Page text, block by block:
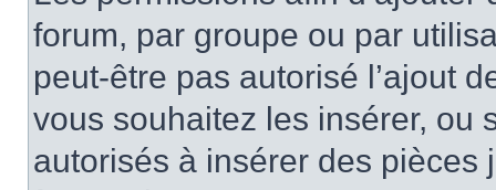
forum, par groupe ou par
peut-être pas autorisé l’ajout
vous souhaitez les insérer, ou
autorisés à insérer des pièces